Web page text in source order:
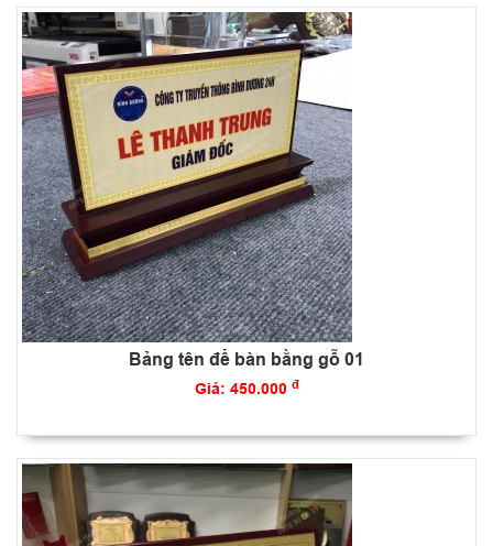
Bảng tên để bàn bằng gỗ 01
Giá: 450.000 đ